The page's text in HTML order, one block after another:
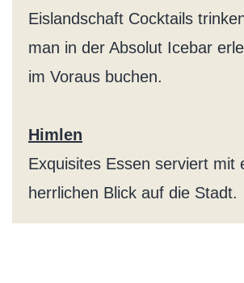
Eislandschaft Cocktails
man in der Absolut Icebar
im Voraus buchen.
Himlen
Exquisites Essen serviert mit
herrlichen Blick auf die Stadt.